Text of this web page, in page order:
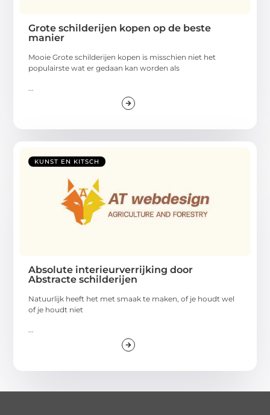
Grote schilderijen kopen op de beste
manier
Mooie Grote schilderijen kopen is misschien niet het
populairste wat er gedaan kan worden als
KUNST EN KITSCH
Absolute interieurverrijking door
Abstracte schilderijen
Natuurlijk heeft het met smaak te maken, of je houdt wel
of je houdt niet